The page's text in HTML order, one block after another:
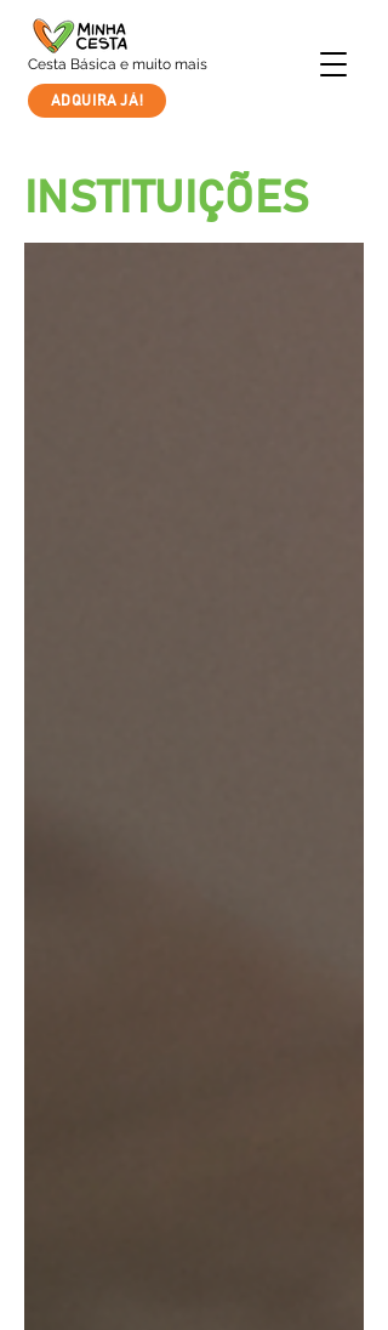
Cesta Básica e muito mais
ADQUIRA JÁ!
INSTITUIÇÕES